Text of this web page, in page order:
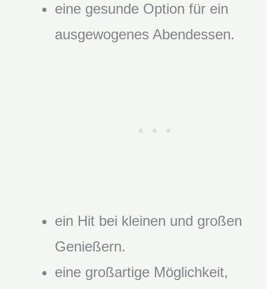
eine gesunde Option für ein
ausgewogenes Abendessen.
ein Hit bei kleinen und großen
Genießern.
eine großartige Möglichkeit,